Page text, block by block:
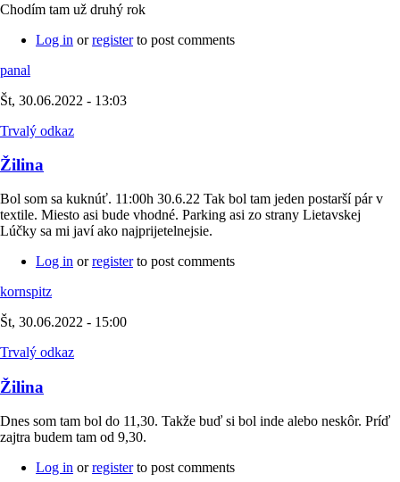
Chodím tam už druhý rok
Log in orregisterto post comments
panal
Št, 30.06.2022 - 13:03
Trvalý odkaz
Žilina
Bol som sa kuknúť. 11:00h 30.6.22 Tak bol tam jeden postarší pár v
textile. Miesto asi bude vhodné. Parking asi zo strany Lietavskej
Lúčky sa mi javí ako najprijetelnejsie.
Log in orregisterto post comments
kornspitz
Št, 30.06.2022 - 15:00
Trvalý odkaz
Žilina
Dnes som tam bol do 11,30. Takže buď si bol inde alebo neskôr. Príď
zajtra budem tam od 9,30.
Log in orregisterto post comments